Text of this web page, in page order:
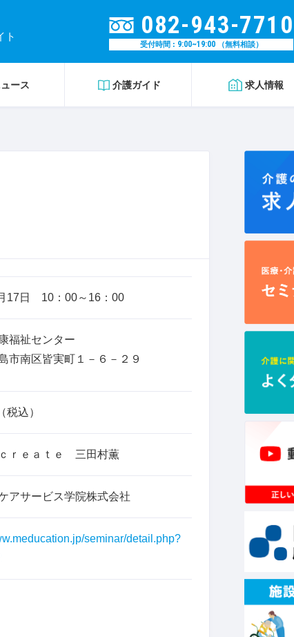
ト
082-943-7710
受付時間 : 9:00~19:00（無料相談）
ース 介護ガイド 求人情報
17日 10：00～16：00
福祉センター
市南区皆実町１－６－２９
税込）
ｒｅａｔｅ 三田村薫
アサービス学院株式会社
seminar/detail.php?